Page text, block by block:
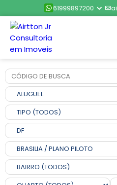
61999897200